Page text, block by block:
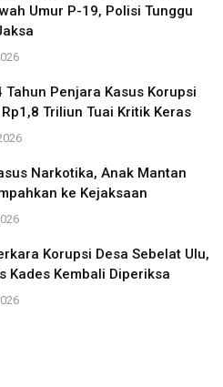
Umur P-19, Polisi Tunggu
Tahun Penjara Kasus Korupsi
Triliun Tuai Kritik Keras
Narkotika, Anak Mantan
ke Kejaksaan
Korupsi Desa Sebelat Ulu,
Kades Kembali Diperiksa